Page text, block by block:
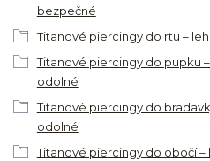
bezpečné
Titanové piercingy do rtu –
Titanové piercingy do pupku
odolné
Titanové piercingy do
odolné
Titanové piercingy do obočí